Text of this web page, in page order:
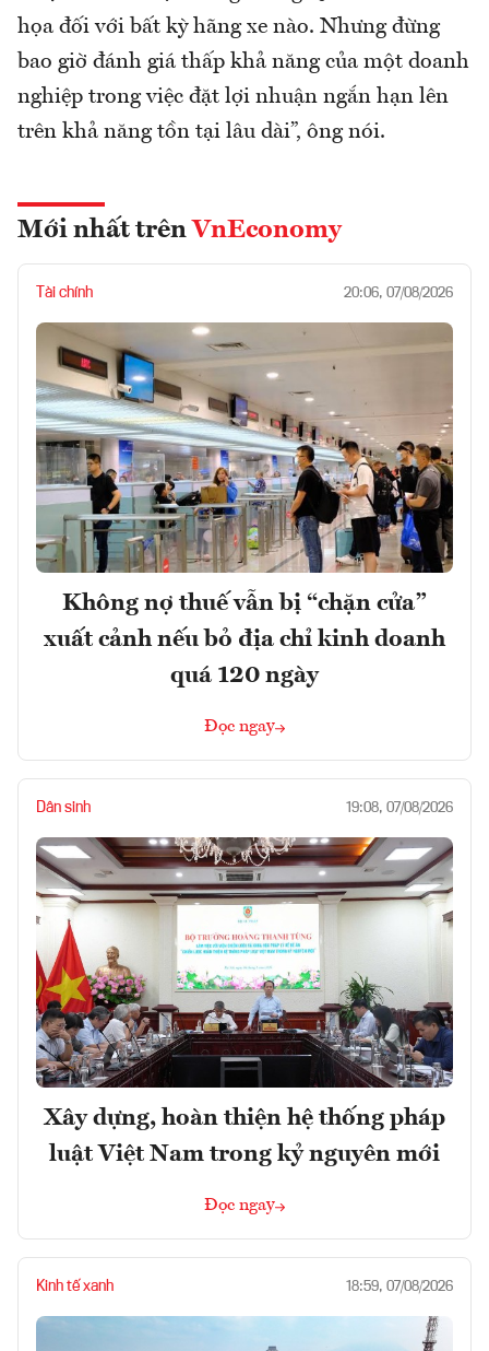
họa đối với bất kỳ hãng xe nào. Nhưng đừng
bao giờ đánh giá thấp khả năng của một doanh
nghiệp trong việc đặt lợi nhuận ngắn hạn lên
trên khả năng tồn tại lâu dài”, ông nói.
Mới nhất trên VnEconomy
Tài chính 20:06, 07/08/2026
Không nợ thuế vẫn bị “chặn cửa”
xuất cảnh nếu bỏ địa chỉ kinh doanh
quá 120 ngày
Đọc ngay
Dân sinh 19:08, 07/08/2026
Xây dựng, hoàn thiện hệ thống pháp
luật Việt Nam trong kỷ nguyên mới
Đọc ngay
Kinh tế xanh 18:59, 07/08/2026